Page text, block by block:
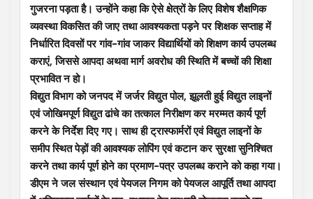
गुजरना पड़ता है। उन्होंने कहा कि ऐसे क्षेत्रों के लिए विशेष शैक्षणिक
व्यवस्था विकसित की जाए तथा आवश्यकता पड़ने पर शिक्षक सप्ताह में
निर्धारित दिवसों पर गांव-गांव जाकर विद्यार्थियों को शिक्षण कार्य उपलब्ध
कराएं, जिससे आपदा अथवा मार्ग अवरोध की स्थिति में बच्चों की शिक्षा
प्रभावित न हो।
विद्युत विभाग को जनपद में जर्जर विद्युत पोल, झूलती हुई विद्युत लाइनों
एवं जोखिमपूर्ण विद्युत ढांचे का तत्काल निरीक्षण कर मरम्मत कार्य पूर्ण
करने के निर्देश दिए गए। साथ ही ट्रास्फार्मरों एवं विद्युत लाइनों के
समीप स्थित पेड़ों की आवश्यक लोपिंग एवं कटान कर सुरक्षा सुनिश्चित
करने तथा कार्य पूर्ण होने का प्रमाण-पत्र उपलब्ध कराने को कहा गया।
डीएम ने जल संस्थान एवं पेयजल निगम को पेयजल आपूर्ति तथा आपदा